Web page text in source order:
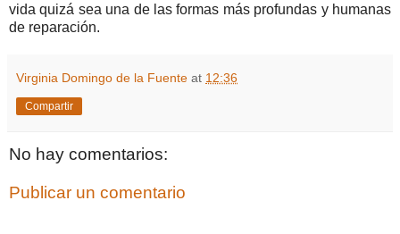
vida quizá sea una de las formas más profundas y humanas
de reparación.
Virginia Domingo de la Fuente at 12:36
Compartir
No hay comentarios:
Publicar un comentario